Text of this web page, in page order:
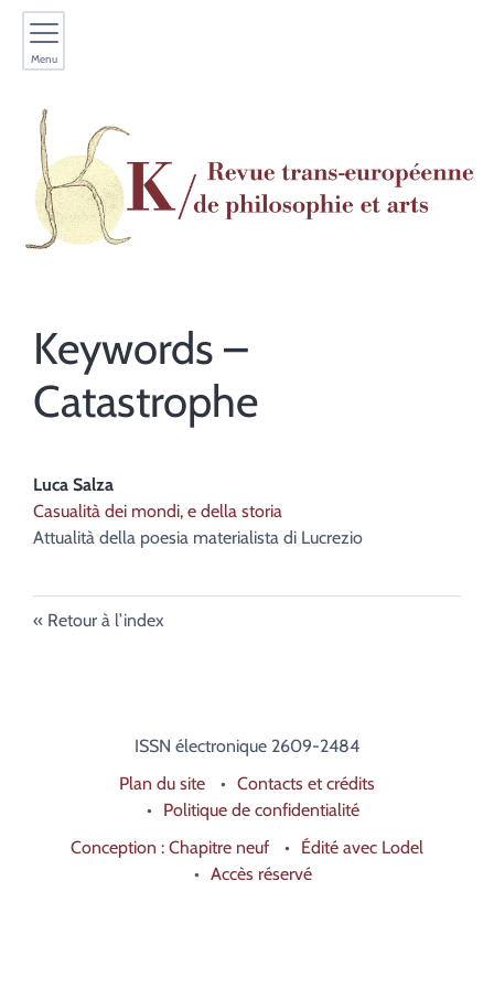
Menu
Keywords –
Catastrophe
Luca Salza
Casualità dei mondi, e della storia
Attualità della poesia materialista di Lucrezio
Retour à l’index
ISSN électronique 2609-2484
Plan du site
Contacts et crédits
Politique de confidentialité
Conception : Chapitre neuf
Édité avec Lodel
Accès réservé